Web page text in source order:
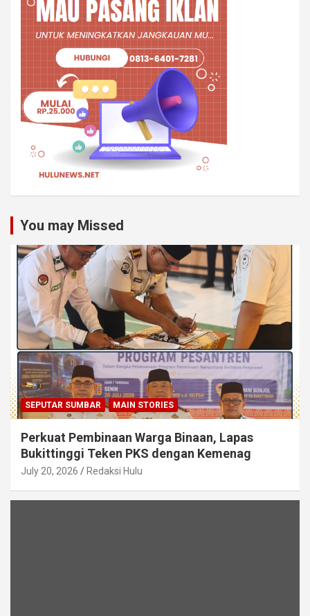
You may Missed
SEPUTAR SUMBAR MAIN STORIES
Perkuat Pembinaan Warga Binaan, Lapas
Bukittinggi Teken PKS dengan Kemenag
July 20, 2026 Redaksi Hulu